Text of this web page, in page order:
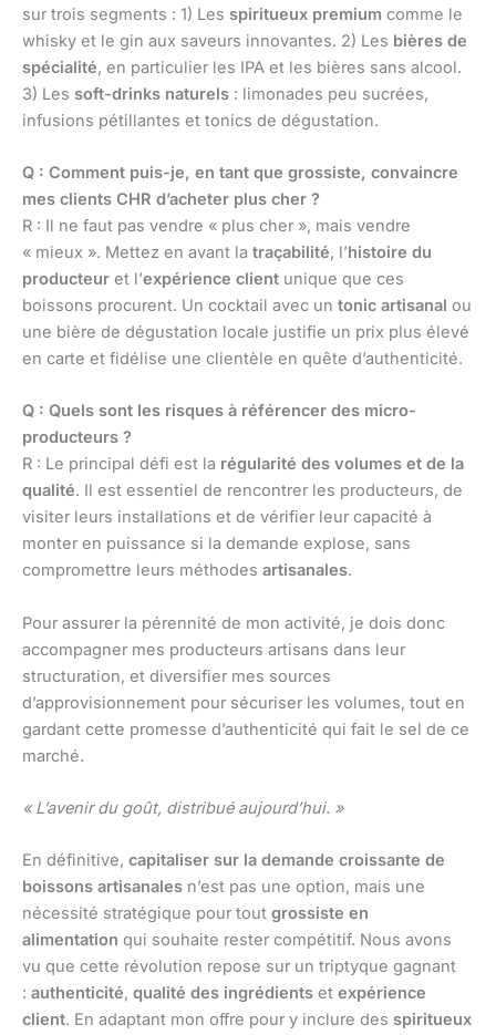
sur trois segments : 1) Les spiritueux premium comme le
whisky et le gin aux saveurs innovantes. 2) Les bières de
spécialité, en particulier les IPA et les bières sans alcool.
3) Les soft-drinks naturels : limonades peu sucrées,
infusions pétillantes et tonics de dégustation.
Q : Comment puis-je, en tant que grossiste, convaincre
mes clients CHR d’acheter plus cher ?
R : Il ne faut pas vendre « plus cher », mais vendre
« mieux ». Mettez en avant la traçabilité, l’histoire du
producteur et l’expérience client unique que ces
boissons procurent. Un cocktail avec un tonic artisanal ou
une bière de dégustation locale justifie un prix plus élevé
en carte et fidélise une clientèle en quête d’authenticité.
Q : Quels sont les risques à référencer des micro-
producteurs ?
R : Le principal défi est la régularité des volumes et de la
qualité. Il est essentiel de rencontrer les producteurs, de
visiter leurs installations et de vérifier leur capacité à
monter en puissance si la demande explose, sans
compromettre leurs méthodes artisanales.
Pour assurer la pérennité de mon activité, je dois donc
accompagner mes producteurs artisans dans leur
structuration, et diversifier mes sources
d’approvisionnement pour sécuriser les volumes, tout en
gardant cette promesse d’authenticité qui fait le sel de ce
marché.
« L’avenir du goût, distribué aujourd’hui. »
En définitive, capitaliser sur la demande croissante de
boissons artisanales n’est pas une option, mais une
nécessité stratégique pour tout grossiste en
alimentation qui souhaite rester compétitif. Nous avons
vu que cette révolution repose sur un triptyque gagnant
: authenticité, qualité des ingrédients et expérience
client. En adaptant mon offre pour y inclure des spiritueux